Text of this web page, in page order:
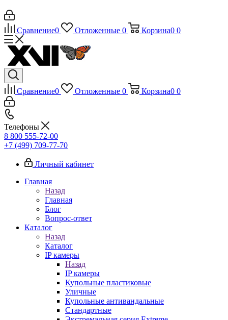
Сравнение0 Отложенные 0 Корзина0 0
Сравнение0 Отложенные 0 Корзина0 0
Телефоны
8 800 555-72-00
+7 (499) 709-77-70
Личный кабинет
Главная
Назад
Главная
Блог
Вопрос-ответ
Каталог
Назад
Каталог
IP камеры
Назад
IP камеры
Купольные пластиковые
Уличные
Купольные антивандальные
Стандартные